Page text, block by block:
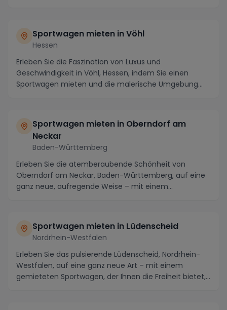
Sportwagen mieten in Vöhl
Hessen
Erleben Sie die Faszination von Luxus und
Geschwindigkeit in Vöhl, Hessen, indem Sie einen
Sportwagen mieten und die malerische Umgebung
Sportwagen mieten in Oberndorf am
Neckar
Baden-Württemberg
Erleben Sie die atemberaubende Schönheit von
Oberndorf am Neckar, Baden-Württemberg, auf eine
ganz neue, aufregende Weise – mit einem
Sportwagen mieten in Lüdenscheid
Nordrhein-Westfalen
Erleben Sie das pulsierende Lüdenscheid, Nordrhein-
Westfalen, auf eine ganz neue Art – mit einem
gemieteten Sportwagen, der Ihnen die Freiheit bietet,...